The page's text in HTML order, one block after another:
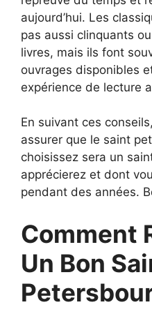
aujourd’hui. Les
pas aussi clinquants
livres, mais ils font
ouvrages disponibles
expérience de lecture
En suivant ces
assurer que le saint
choisissez sera un
apprécierez et dont
pendant des années.
Comment
Un Bon